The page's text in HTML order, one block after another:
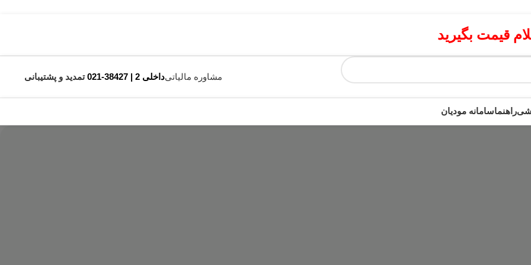
قیمت بگیرید
مشاوره مالیاتیداخلی 2 | 38427-021 تمدید و پشتیبانی
راهنماسامانه مودیان